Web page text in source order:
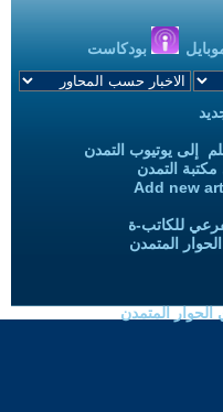
بودكاست
إلى يوتيوب التمدن
التمدن
Add new
للكاتب-ة
المتمدن
المتمدن